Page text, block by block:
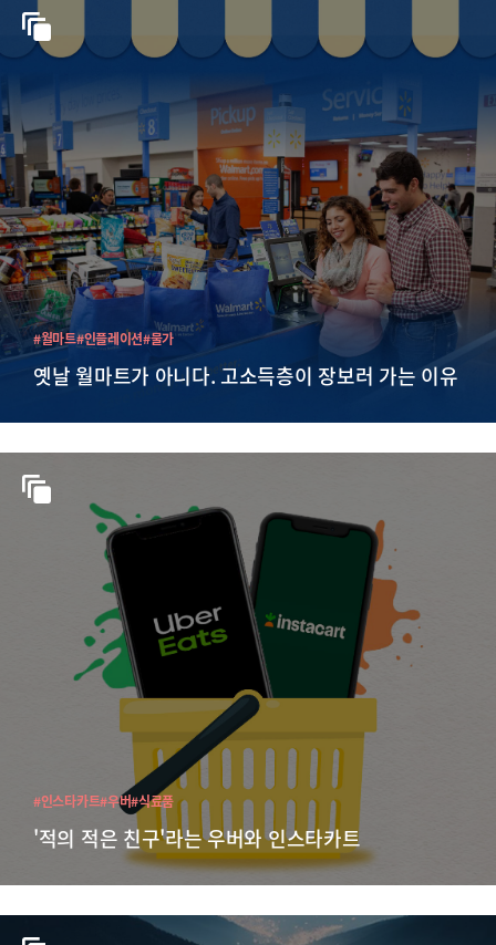
옛날 월마트가 아니다. 고소득층이 장보러 가는 이유
#월마트#인플레이션#물가
'적의 적은 친구'라는 우버와 인스타카트
#인스타카트#우버#식료품